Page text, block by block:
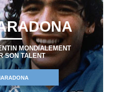
MONDIALEMENT
SON TALENT